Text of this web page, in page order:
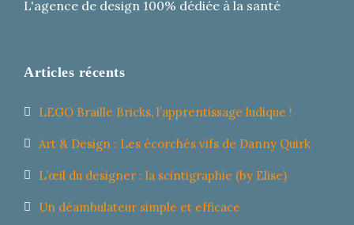
L'agence de design 100% dédiée à la santé
Articles récents
LEGO Braille Bricks, l’apprentissage ludique !
Art & Design : Les écorchés vifs de Danny Quirk
L’œil du designer : la scintigraphie (by Elise)
Un déambulateur simple et efficace